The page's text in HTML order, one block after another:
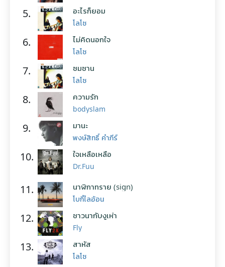
5. อะไรก็ยอม
โลโซ
6. ไม่คิดนอกใจ
โลโซ
7. ซมซาน
โลโซ
8. ความรัก
bodyslam
9. มานะ
พงษ์สิทธิ์ คำภีร์
10. ใจเหลือเหลือ
Dr.Fuu
11. นาฬิกาทราย (sign)
โบกี้ไลอ้อน
12. ชาวนากับงูเห่า
Fly
13. สาหัส
โลโซ